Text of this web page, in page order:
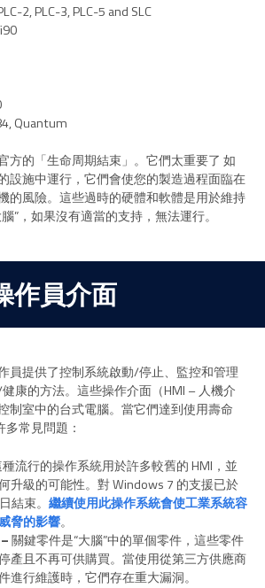
2, PLC-3, PLC-5 and SLC
Quantum
方的「生命周期結束」。它們太重要了 如
設施中運行，它們會使您的製造過程面臨在
的風險。這些過時的硬體和軟體是用於維持
”，如果沒有適當的支持，無法運行。
作員介面
員提供了控制系統啟動/停止、監控和管理
康的方法。這些操作介面（HMI – 人機介
制室中的台式電腦。當它們達到使用壽命
常見問題：
流行的操作系統用於許多較舊的 HMI，並
升級的可能性。對 Windows 7 的支援已於
結束。 繼續使用此操作系統會使工業系統容
脅的影響。
關鍵零件是“大腦”中的單個零件，這些零件
產且不再可供購買。當使用從第三方供應商
進行維護時，它們存在重大漏洞。